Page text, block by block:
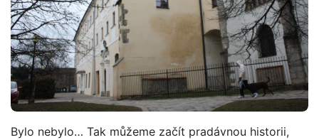
Bylo nebylo… Tak můžeme začít pradávnou historii,